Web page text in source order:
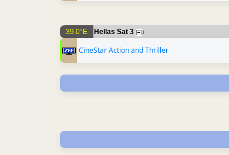
39.0°E Hellas Sat 3 1
CineStar Action and Thriller